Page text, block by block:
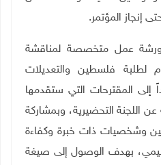
إنجاز المؤتمر.
ورشة عمل متخصصة لمناقشة
لطلبة فلسطين والتعديلات
إلى المقترحات التي ستقدمها
اللجنة التحضيرية، وبمشاركة
وشخصيات ذات خبرة وكفاءة
بهدف الوصول إلى صيغة